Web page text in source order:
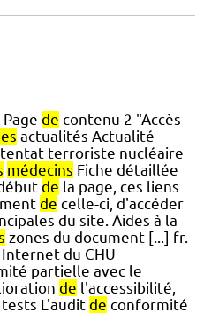
Page de contenu 2 "Accès
actualités Actualité
terroriste nucléaire
médecins Fiche détaillée
de la page, ces liens
de celle-ci, d'accéder
du site. Aides à la
zones du document [...] fr.
du CHU
partielle avec le
de l'accessibilité,
tests L'audit de conformité